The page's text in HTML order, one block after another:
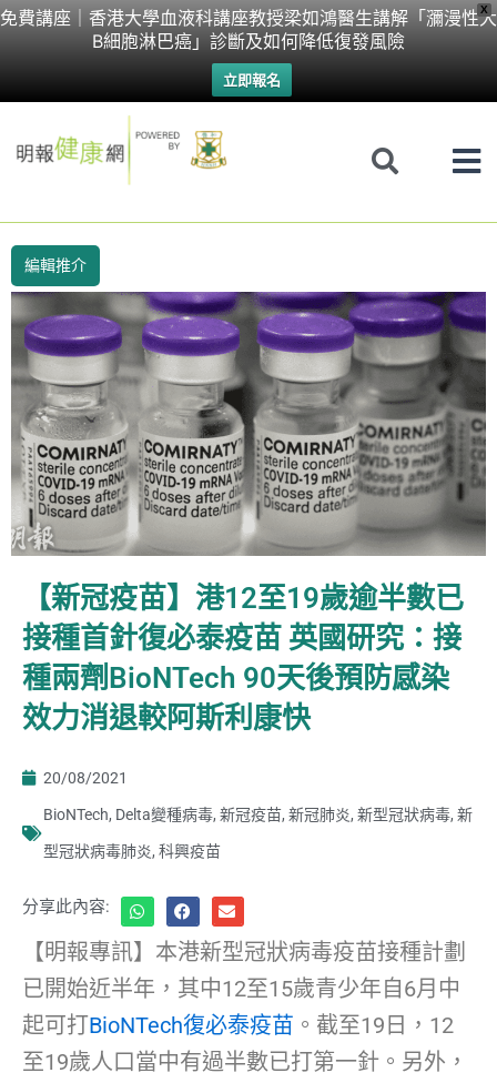
X
免費講座｜香港大學血液科講座教授梁如鴻醫生講解「瀰漫性大
B細胞淋巴癌」診斷及如何降低復發風險
立即報名
Skip
編輯推介
【新冠疫苗】港12至19歲逾半數已
接種首針復必泰疫苗 英國研究：接
種兩劑BioNTech 90天後預防感染
效力消退較阿斯利康快
20/08/2021
BioNTech, Delta變種病毒, 新冠疫苗, 新冠肺炎, 新型冠狀病毒, 新
型冠狀病毒肺炎, 科興疫苗
分享此內容:
【明報專訊】本港新型冠狀病毒疫苗接種計劃
已開始近半年，其中12至15歲青少年自6月中
起可打BioNTech復必泰疫苗 。截至19日，12
至19歲人口當中有過半數已打第一針。另外，